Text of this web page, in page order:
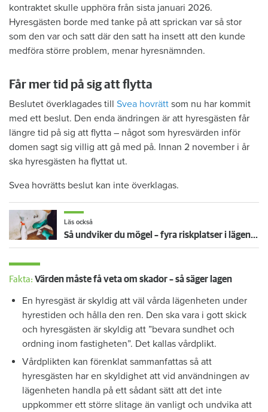
kontraktet skulle upphöra från sista januari 2026.
Hyresgästen borde med tanke på att sprickan var så stor
som den var och satt där den satt ha insett att den kunde
medföra större problem, menar hyresnämnden.
Får mer tid på sig att flytta
Beslutet överklagades till Svea hovrätt som nu har kommit
med ett beslut. Den enda ändringen är att hyresgästen får
längre tid på sig att flytta – något som hyresvärden inför
domen sagt sig villig att gå med på. Innan 2 november i år
ska hyresgästen ha flyttat ut.
Svea hovrätts beslut kan inte överklagas.
Läs också
Så undviker du mögel – fyra riskplatser i lägenheten: ”Måste städa bort”
Fakta: Värden måste få veta om skador – så säger lagen
En hyresgäst är skyldig att väl vårda lägenheten under
hyrestiden och hålla den ren. Den ska vara i gott skick
och hyresgästen är skyldig att ”bevara sundhet och
ordning inom fastigheten”. Det kallas vårdplikt.
Vårdplikten kan förenklat sammanfattas så att
hyresgästen har en skyldighet att vid användningen av
lägenheten handla på ett sådant sätt att det inte
uppkommer ett större slitage än vanligt och undvika att